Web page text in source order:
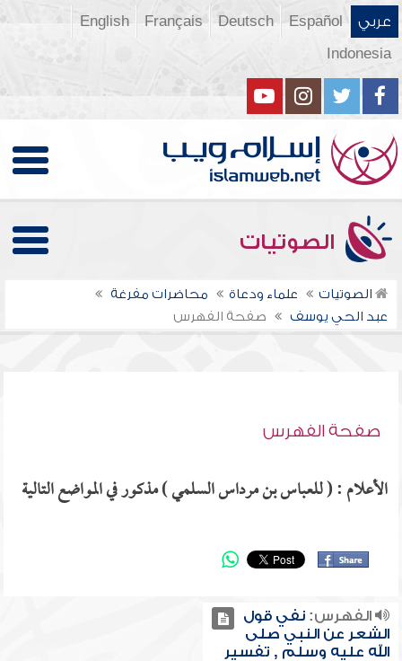
عربي Español
Deutsch
Français
English
Indonesia
الصوتيات
الصوتيات علماء ودعاة
محاضرات مفرغة
عبد الحي يوسف
صفحة الفهرس
صفحة الفهرس
الأعلام : ( للعباس بن مرداس السلمي ) مذكور في المواضع التالية
الفهرس:نفي قول
الشعر عن النبي صلى
الله عليه وسلم , تفسير